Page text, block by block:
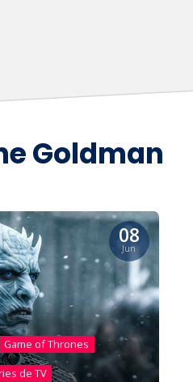
Goldman
08
Jun
Game of Thrones
de TV